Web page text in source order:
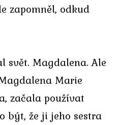
zapomněl, odkud
svět. Magdalena. Ale
Marie
začala používat
být, že ji jeho sestra